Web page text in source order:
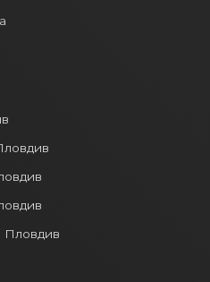
Пловдив